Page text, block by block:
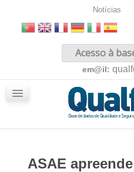
Notícias
Acesso à
em@il:
ASAE